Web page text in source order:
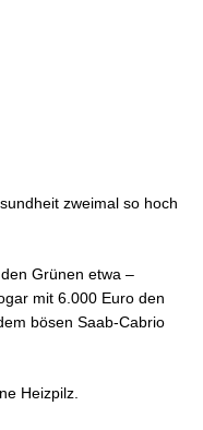
zweimal so hoch
Grünen etwa –
mit 6.000 Euro den
bösen Saab-Cabrio
Heizpilz.